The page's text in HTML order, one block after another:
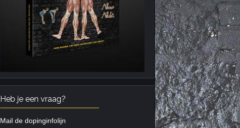
Heb je een vraag?
Mail de dopinginfolijn